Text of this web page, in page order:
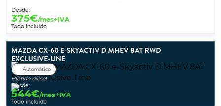
Desde:
375€/mes+IVA
Todo incluido
MAZDA CX-60 E-SKYACTIV D MHEV 8AT RWD
EXCLUSIVE-LINE
Automático
Híbrido diésel
Desde:
544€/mes+IVA
Todo incluido